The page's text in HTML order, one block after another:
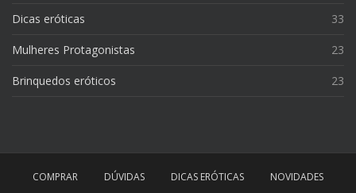
Dicas eróticas 33
Mulheres Protagonistas 23
Brinquedos eróticos 23
COMPRAR DÚVIDAS DICAS ERÓTICAS NOVIDADES